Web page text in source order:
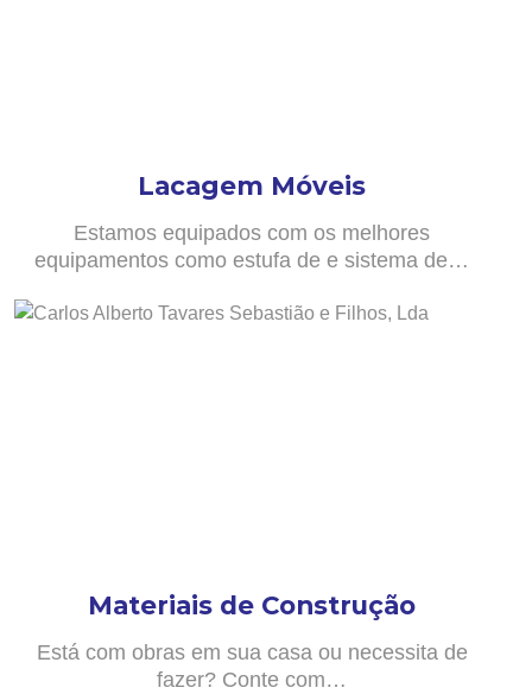
Lacagem Móveis
Estamos equipados com os melhores
equipamentos como estufa de e sistema de…
Materiais de Construção
Está com obras em sua casa ou necessita de
fazer? Conte com…